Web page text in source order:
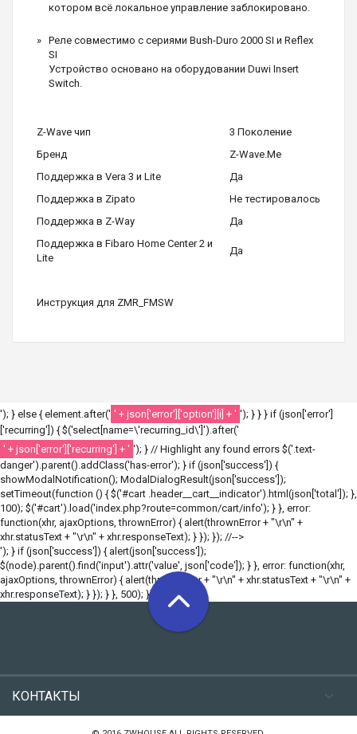
котором всё локальное управление заблокировано.
Реле совместимо с сериями Bush-Duro 2000 SI и Reflex
SI
Устройство основано на оборудовании Duwi Insert
Switch.
Z-Wave чип
3 Поколение
Бренд
Z-Wave.Me
Поддержка в Vera 3 и Lite
Да
Поддержка в Zipato
Не тестировалось
Поддержка в Z-Way
Да
Поддержка в Fibaro Home Center 2 и
Lite
Да
Инструкция для ZMR_FMSW
'); } else { element.after(' ' + json['error']['option'][i] + ' '); } } } if (json['error']
['recurring']) { $('select[name=\'recurring_id\']').after('
' + json['error']['recurring'] + ' '); } // Highlight any found errors $('.text-
danger').parent().addClass('has-error'); } if (json['success']) {
showModalNotification(); ModalDialogResult(json['success']);
setTimeout(function () { $('#cart .header__cart__indicator').html(json['total']); },
100); $('#cart').load('index.php?route=common/cart/info'); } }, error:
function(xhr, ajaxOptions, thrownError) { alert(thrownError + "\r\n" +
xhr.statusText + "\r\n" + xhr.responseText); } }); }); //-->
'); } if (json['success']) { alert(json['success']);
$(node).parent().find('input').attr('value', json['code']); } }, error: function(xhr,
ajaxOptions, thrownError) { alert(thrownError + "\r\n" + xhr.statusText + "\r\n" +
xhr.responseText); } }); } }, 500); }); //-->
КОНТАКТЫ